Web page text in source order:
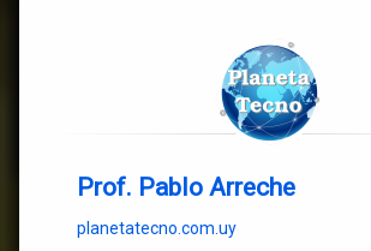
Prof. Pablo Arreche
planetatecno.com.uy